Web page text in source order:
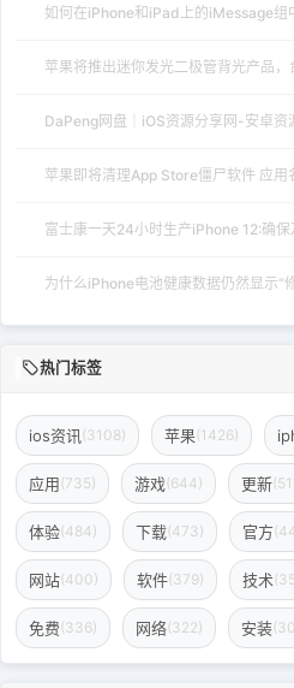
如何在iPhone和iPad上的iMessage组
苹果将推出迷你发光二极管背光产品，
DaPeng网盘｜iOS资源分享网-安卓资
苹果即将清理App Store僵尸软件 应用
富士康一天24小时生产iPhone 12:确保
为什么iPhone电池健康数据仍然显示“修
热门标签
ios资讯 (3108) 苹果(1426)
应用(735) 游戏(644) 更新
体验(484) 下载(473) 官方
网站(400) 软件(379) 技术
免费(336) 网络(322) 安装